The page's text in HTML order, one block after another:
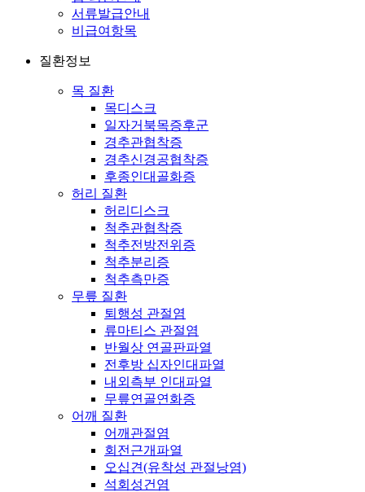
서류발급안내
비급여항목
질환정보
목 질환
목디스크
일자거북목증후군
경추관협착증
경추신경공협착증
후종인대골화증
허리 질환
허리디스크
척추관협착증
척추전방전위증
척추분리증
척추측만증
무릎 질환
퇴행성 관절염
류마티스 관절염
반월상 연골판파열
전후방 십자인대파열
내외측부 인대파열
무릎연골연화증
어깨 질환
어깨관절염
회전근개파열
오십견(유착성 관절낭염)
석회성건염